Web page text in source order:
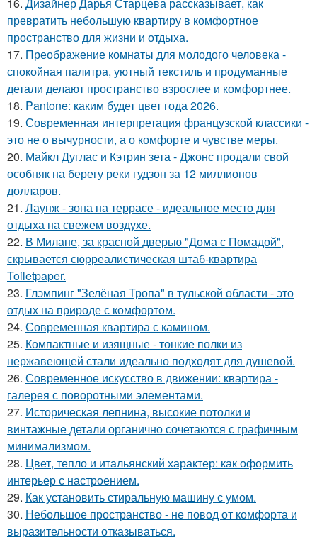
превратить небольшую квартиру в комфортное
пространство для жизни и отдыха.
17. Преображение комнаты для молодого человека -
спокойная палитра, уютный текстиль и продуманные
детали делают пространство взрослее и комфортнее.
18. Pantone: каким будет цвет года 2026.
19. Современная интерпретация французской классики -
это не о вычурности, а о комфорте и чувстве меры.
20. Майкл Дуглас и Кэтрин зета - Джонс продали свой
особняк на берегу реки гудзон за 12 миллионов
долларов.
21. Лаунж - зона на террасе - идеальное место для
отдыха на свежем воздухе.
22. В Милане, за красной дверью "Дома с Помадой",
скрывается сюрреалистическая штаб-квартира
Toiletpaper.
23. Глэмпинг "Зелёная Тропа" в тульской области - это
отдых на природе с комфортом.
24. Современная квартира с камином.
25. Компактные и изящные - тонкие полки из
нержавеющей стали идеально подходят для душевой.
26. Современное искусство в движении: квартира -
галерея с поворотными элементами.
27. Историческая лепнина, высокие потолки и
винтажные детали органично сочетаются с графичным
минимализмом.
28. Цвет, тепло и итальянский характер: как оформить
интерьер с настроением.
29. Как установить стиральную машину с умом.
30. Небольшое пространство - не повод от комфорта и
выразительности отказываться.